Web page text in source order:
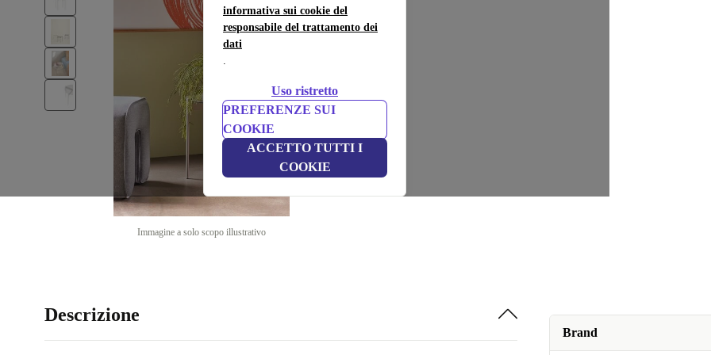
informativa sui cookie del
responsabile del trattamento dei
dati
.
Uso ristretto
PREFERENZE SUI
COOKIE
ACCETTO TUTTI I
COOKIE
Immagine a solo scopo illustrativo
Brand
Descrizione